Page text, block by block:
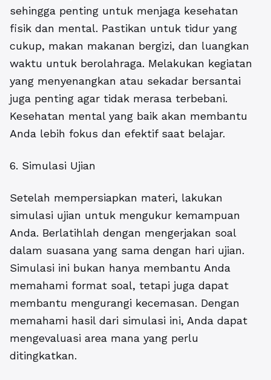
sehingga penting untuk menjaga kesehatan
fisik dan mental. Pastikan untuk tidur yang
cukup, makan makanan bergizi, dan luangkan
waktu untuk berolahraga. Melakukan kegiatan
yang menyenangkan atau sekadar bersantai
juga penting agar tidak merasa terbebani.
Kesehatan mental yang baik akan membantu
Anda lebih fokus dan efektif saat belajar.
6. Simulasi Ujian
Setelah mempersiapkan materi, lakukan
simulasi ujian untuk mengukur kemampuan
Anda. Berlatihlah dengan mengerjakan soal
dalam suasana yang sama dengan hari ujian.
Simulasi ini bukan hanya membantu Anda
memahami format soal, tetapi juga dapat
membantu mengurangi kecemasan. Dengan
memahami hasil dari simulasi ini, Anda dapat
mengevaluasi area mana yang perlu
ditingkatkan.